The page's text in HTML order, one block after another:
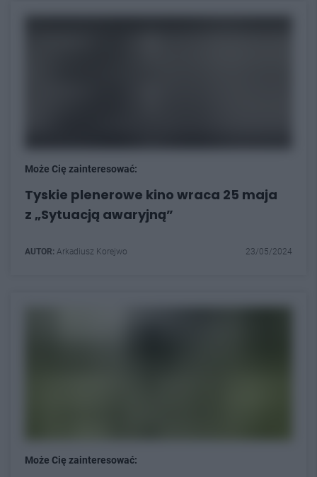
Może Cię zainteresować:
Tyskie plenerowe kino wraca 25 maja
z „Sytuacją awaryjną”
AUTOR: Arkadiusz Korejwo 23/05/2024
Może Cię zainteresować: